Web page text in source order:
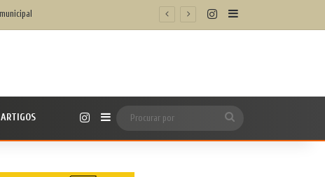
InstagramBarra Lateral
ARTIGOS InstagramBarra Lateral
por